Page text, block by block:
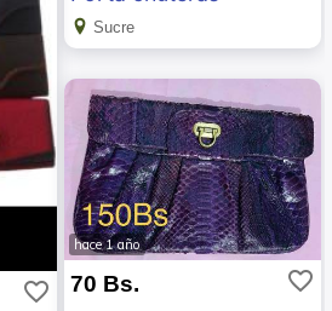
Sucre
favorite_border
hace 1 año
70 Bs. favorite_border